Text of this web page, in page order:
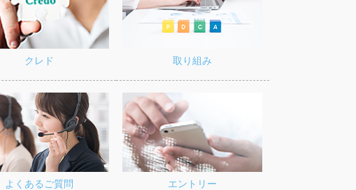
を拡大していきます。協力企業とタイアップして企業価値を高
めるサポートや、新築マンション・戸建てのハウスケアの依頼
を受けることも多くなりました。アクティグループのブランド
力を更に強化し、今後も必要とされる企業を目指しています。
ことができました。営業・施工・事務の全スタッフの協力のも
とで内覧会・確認会・引渡しを無事に終えられたことが嬉しか
ったです。
クレド 取り組み
よくあるご質問 エントリー